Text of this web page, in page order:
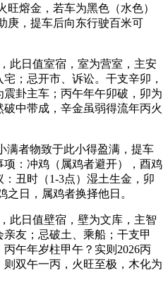
旺熔金，若车为黑色（水色）
庚，提车后向东行驶百米可
此日值室宿，室为营室，主安
；忌开市、诉讼。干支辛卯，
卦主车；丙午年午卯破，卯为
中带成，辛金虽弱得流年丙火
满者物致于此小得盈满，提车
：冲鸡（属鸡者避开），酉鸡
丑时（1-3点）湿土生金，卯
之日，属鸡者换择他日。
此日值壁宿，壁为文库，主智
友；忌破土、乘船；干支甲
午年岁柱甲午？实则2026丙
双午一丙，火旺至极，木化为